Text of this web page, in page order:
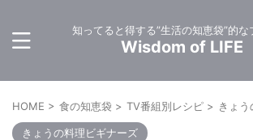
知ってると得する”生活の知恵袋”的な
Wisdom of LIFE
HOME > 食の知恵袋 > TV番組別レシピ > きょ
きょうの料理ビギナーズ